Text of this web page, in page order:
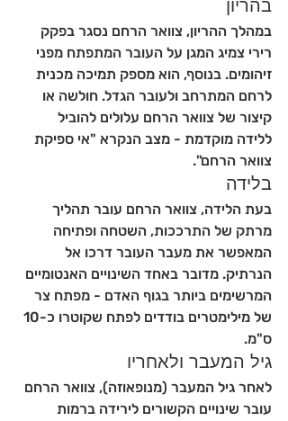
בהריון
במהלך ההריון, צוואר הרחם נסגר בפקק
רירי צמיג המגן על העובר המתפתח מפני
זיהומים. בנוסף, הוא מספק תמיכה מכנית
לרחם המתרחב ולעובר הגדל. חולשה או
קיצור של צוואר הרחם עלולים להוביל
ללידה מוקדמת - מצב הנקרא "אי ספיקת
צוואר הרחם".
בלידה
בעת הלידה, צוואר הרחם עובר תהליך
מרתק של התרככות, השטחה ופתיחה
המאפשר את מעבר העובר דרכו אל
הנרתיק. מדובר באחד השינויים האנטומיים
המרשימים ביותר בגוף האדם - מפתח צר
ס"מ.
גיל המעבר ולאחריו
לאחר גיל המעבר (מנופאוזה), צוואר הרחם
עובר שינויים הקשורים לירידה ברמות